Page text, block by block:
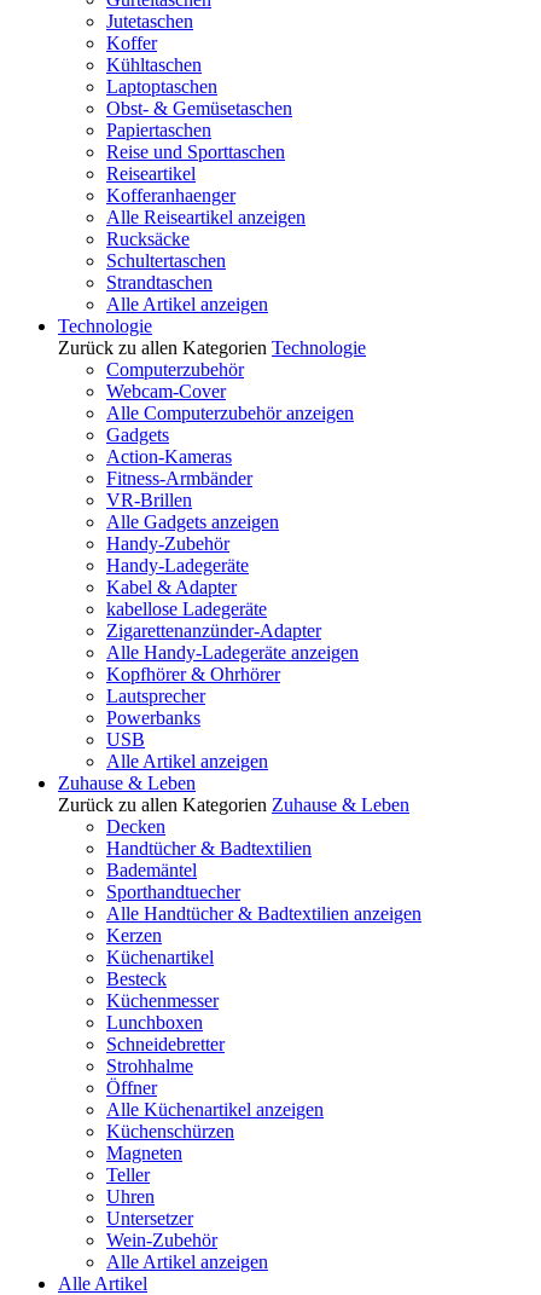
Jutetaschen
Koffer
Kühltaschen
Laptoptaschen
Obst- & Gemüsetaschen
Papiertaschen
Reise und Sporttaschen
Reiseartikel
Kofferanhaenger
Alle Reiseartikel anzeigen
Rucksäcke
Schultertaschen
Strandtaschen
Alle Artikel anzeigen
Technologie
Zurück zu allen Kategorien Technologie
Computerzubehör
Webcam-Cover
Alle Computerzubehör anzeigen
Gadgets
Action-Kameras
Fitness-Armbänder
VR-Brillen
Alle Gadgets anzeigen
Handy-Zubehör
Handy-Ladegeräte
Kabel & Adapter
kabellose Ladegeräte
Zigarettenanzünder-Adapter
Alle Handy-Ladegeräte anzeigen
Kopfhörer & Ohrhörer
Lautsprecher
Powerbanks
USB
Alle Artikel anzeigen
Zuhause & Leben
Zurück zu allen Kategorien Zuhause & Leben
Decken
Handtücher & Badtextilien
Bademäntel
Sporthandtuecher
Alle Handtücher & Badtextilien anzeigen
Kerzen
Küchenartikel
Besteck
Küchenmesser
Lunchboxen
Schneidebretter
Strohhalme
Öffner
Alle Küchenartikel anzeigen
Küchenschürzen
Magneten
Teller
Uhren
Untersetzer
Wein-Zubehör
Alle Artikel anzeigen
Alle Artikel